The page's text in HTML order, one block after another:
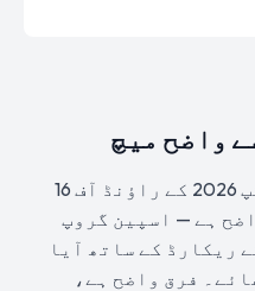
میرے خیال میں فیفا ورلڈ کپ 2026 کے راؤنڈ آف 16
ہے — اسپین گروپ
ریکارڈ کے ساتھ آیا
نے 6 گول کھائے۔ فرق واضح ہے،